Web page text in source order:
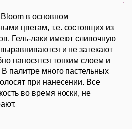
Bloom в основном
цветам, т.е. состоящих из
Гель-лаки имеют сливочную
и не затекают
наносятся тонким слоем и
палитре много пастельных
при нанесении. Все
во время носки, не